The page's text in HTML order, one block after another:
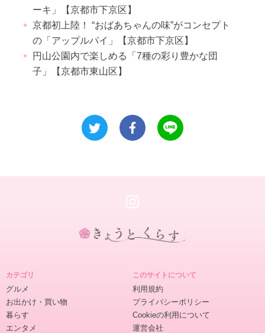
ーキ」【京都市下京区】
京都初上陸！ “おばあちゃんの味”がコンセプト
の「アップルパイ」【京都市下京区】
円山公園内で楽しめる「7種の彩り豊かな団
子」【京都市東山区】
カテゴリ
グルメ
お出かけ・買い物
暮らす
エンタメ
このサイトについて
利用規約
プライバシーポリシー
Cookieの利用について
運営会社